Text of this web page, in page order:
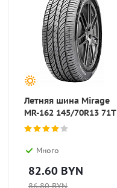
Летняя шина Mirage
MR-162 145/70R13 71T
Много
82.60 BYN
86.80BYN